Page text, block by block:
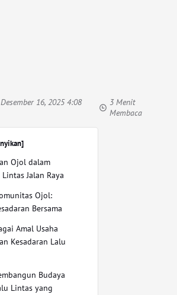
16, 2025 4:08
3 Menit
Membaca
Ojol dalam
Jalan Raya
Ojol:
Bersama
Amal Usaha
Kesadaran Lalu
Budaya
Lintas yang